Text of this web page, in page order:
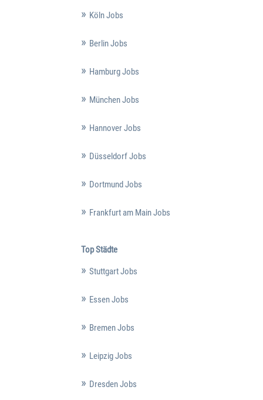
Köln Jobs
Berlin Jobs
Hamburg Jobs
München Jobs
Hannover Jobs
Düsseldorf Jobs
Dortmund Jobs
Frankfurt am Main Jobs
Top Städte
Stuttgart Jobs
Essen Jobs
Bremen Jobs
Leipzig Jobs
Dresden Jobs